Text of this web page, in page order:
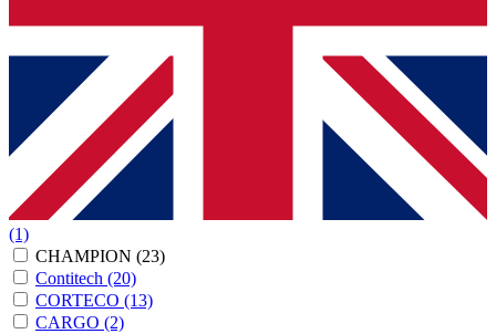
(1)
CHAMPION (23)
Contitech (20)
CORTECO (13)
CARGO (2)